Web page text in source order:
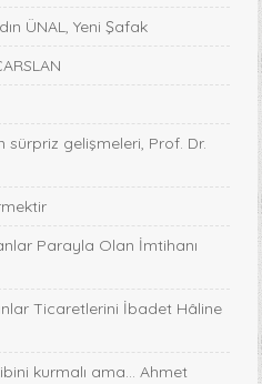
ÜNAL, Yeni Şafak
gelişmeleri, Prof. Dr.
Parayla Olan İmtihanı
Ticaretlerini İbadet Hâline
kurmalı ama… Ahmet